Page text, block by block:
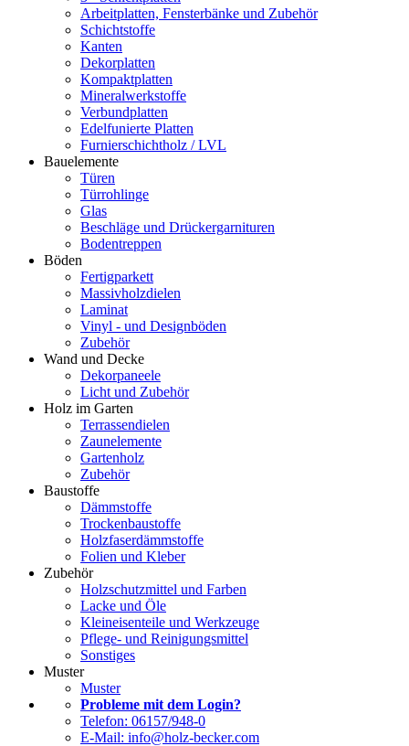
Arbeitplatten, Fensterbänke und Zubehör
Schichtstoffe
Kanten
Dekorplatten
Kompaktplatten
Mineralwerkstoffe
Verbundplatten
Edelfunierte Platten
Furnierschichtholz / LVL
Bauelemente
Türen
Türrohlinge
Glas
Beschläge und Drückergarnituren
Bodentreppen
Böden
Fertigparkett
Massivholzdielen
Laminat
Vinyl - und Designböden
Zubehör
Wand und Decke
Dekorpaneele
Licht und Zubehör
Holz im Garten
Terrassendielen
Zaunelemente
Gartenholz
Zubehör
Baustoffe
Dämmstoffe
Trockenbaustoffe
Holzfaserdämmstoffe
Folien und Kleber
Zubehör
Holzschutzmittel und Farben
Lacke und Öle
Kleineisenteile und Werkzeuge
Pflege- und Reinigungsmittel
Sonstiges
Muster
Muster
Probleme mit dem Login?
Telefon: 06157/948-0
E-Mail: info@holz-becker.com